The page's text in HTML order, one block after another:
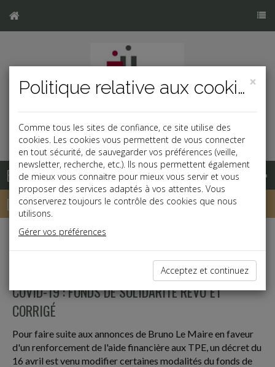
Base documentaire
Dépêches
j
Vie des affaires
COVID-19 : FONDS DE SOLIDARITÉ REVU ET
CORRIGÉ
Pour faire suite aux annonces de Bruno Le Maire en faveur
d'un renforcement de l'aide financière aux TPE, un décret du
16 avril est venu modifier certaines modalités du fonds de
×
Politique relative aux cookies
Comme tous les sites de confiance, ce site utilise des
cookies. Les cookies vous permettent de vous connecter
en tout sécurité, de sauvegarder vos préférences (veille,
newsletter, recherche, etc.). Ils nous permettent également
de mieux vous connaitre pour mieux vous servir et vous
proposer des services adaptés à vos attentes. Vous
conserverez toujours le contrôle des cookies que nous
utilisons.
Gérer vos préférences
Acceptez et continuez